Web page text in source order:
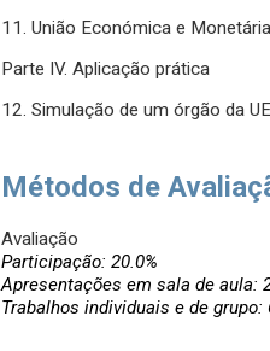
11. União Económica e Monetária
Parte IV. Aplicação prática
12. Simulação de um órgão da
Métodos de
Avaliação
Participação: 20.0%
Apresentações em sala de aula:
Trabalhos individuais e de grupo: